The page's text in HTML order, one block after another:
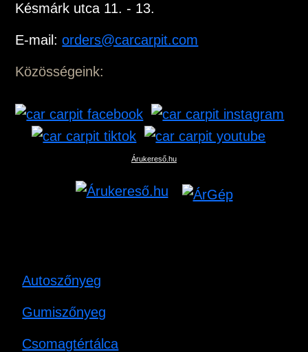
Késmárk utca 11. - 13.
E-mail:orders@carcarpit.com
Közösségeink:
Árukereső.hu
Autoszőnyeg
Gumiszőnyeg
Csomagtértálca